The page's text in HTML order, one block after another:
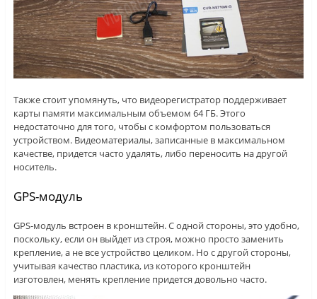
Также стоит упомянуть, что видеорегистратор поддерживает
карты памяти максимальным объемом 64 ГБ. Этого
недостаточно для того, чтобы с комфортом пользоваться
устройством. Видеоматериалы, записанные в максимальном
качестве, придется часто удалять, либо переносить на другой
носитель.
GPS-модуль
GPS-модуль встроен в кронштейн. С одной стороны, это удобно,
поскольку, если он выйдет из строя, можно просто заменить
крепление, а не все устройство целиком. Но с другой стороны,
учитывая качество пластика, из которого кронштейн
изготовлен, менять крепление придется довольно часто.